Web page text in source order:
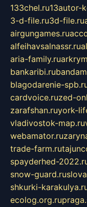
133chel.ru13autor-
3-d-file.ru3d-file.ru
airgungames.ru
alfeihavsalnassr.ru
aria-family.ru
bankaribi.ru
blagodarenie-
cardvoice.ruzed-
zarafshan.ruyork-
vladivostok-map.ru
webamator.ru
trade-farm.ru
spayderhed-
snow-guard.ru
shkurki-
ecolog.org.ru